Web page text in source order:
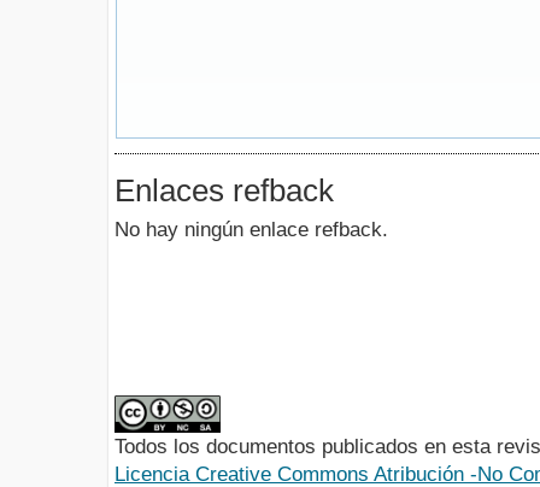
Enlaces refback
No hay ningún enlace refback.
Todos los documentos publicados en esta
Licencia Creative Commons Atribución -No